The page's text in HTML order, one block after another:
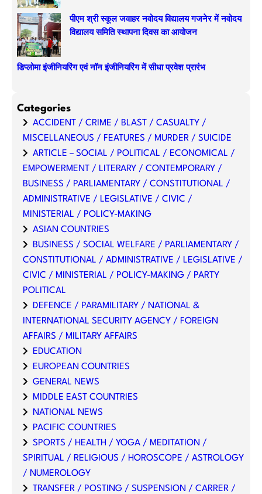
पीएम श्री स्कूल जवाहर नवोदय विद्यालय गजनेर में नवोदय
विद्यालय समिति स्थापना दिवस का आयोजन
डिप्लोमा इंजीनियरिंग एवं नॉन इंजीनियरिंग में सीधा प्रवेश प्रारंभ
Categories
ACCIDENT / CRIME / BLAST / CASUALTY /
MISCELLANEOUS / FEATURES / MURDER / SUICIDE
ARTICLE – SOCIAL / POLITICAL / ECONOMICAL /
EMPOWERMENT / LITERARY / CONTEMPORARY /
BUSINESS / PARLIAMENTARY / CONSTITUTIONAL /
ADMINISTRATIVE / LEGISLATIVE / CIVIC /
MINISTERIAL / POLICY-MAKING
ASIAN COUNTRIES
BUSINESS / SOCIAL WELFARE / PARLIAMENTARY /
CONSTITUTIONAL / ADMINISTRATIVE / LEGISLATIVE /
CIVIC / MINISTERIAL / POLICY-MAKING / PARTY
POLITICAL
DEFENCE / PARAMILITARY / NATIONAL &
INTERNATIONAL SECURITY AGENCY / FOREIGN
AFFAIRS / MILITARY AFFAIRS
EDUCATION
EUROPEAN COUNTRIES
GENERAL NEWS
MIDDLE EAST COUNTRIES
NATIONAL NEWS
PACIFIC COUNTRIES
SPORTS / HEALTH / YOGA / MEDITATION /
SPIRITUAL / RELIGIOUS / HOROSCOPE / ASTROLOGY
/ NUMEROLOGY
TRANSFER / POSTING / SUSPENSION / CARRER /